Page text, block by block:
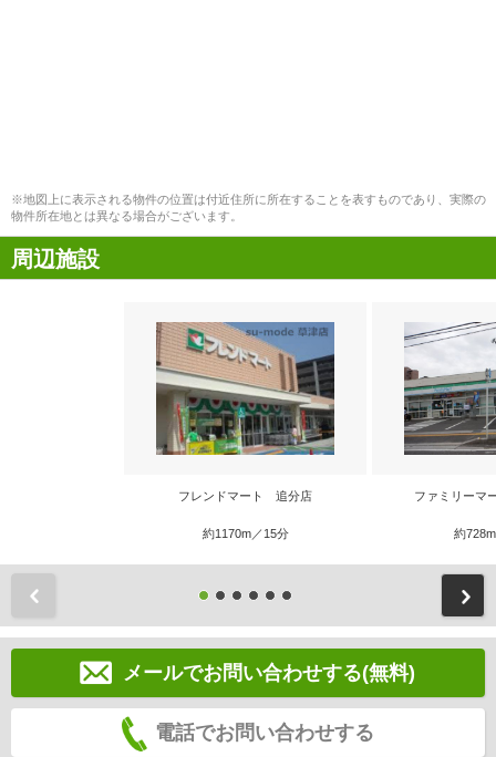
※地図上に表示される物件の位置は付近住所に所在することを表すものであり、実際の
物件所在地とは異なる場合がございます。
周辺施設
フレンドマート 追分店
約1170m／15分
ファミリーマ
約
メールでお問い合わせする(無料)
電話でお問い合わせする